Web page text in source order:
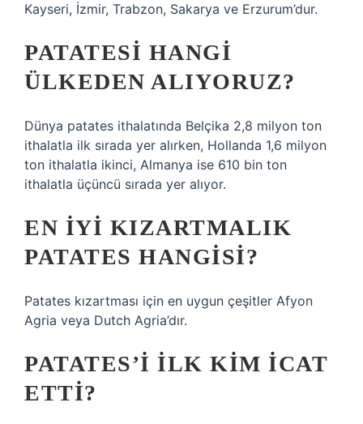
Kayseri, İzmir, Trabzon, Sakarya ve Erzurum’dur.
PATATESI HANGI
ÜLKEDEN ALIYORUZ?
Dünya patates ithalatında Belçika 2,8 milyon ton
ithalatla ilk sırada yer alırken, Hollanda 1,6 milyon
ton ithalatla ikinci, Almanya ise 610 bin ton
ithalatla üçüncü sırada yer alıyor.
EN IYI KIZARTMALIK
PATATES HANGISI?
Patates kızartması için en uygun çeşitler Afyon
Agria veya Dutch Agria’dır.
PATATES’I ILK KIM ICAT
ETTI?